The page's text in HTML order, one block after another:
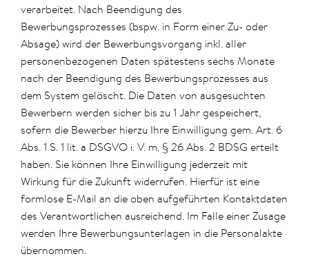
verarbeitet. Nach Beendigung des
Bewerbungsprozesses (bspw. in Form einer Zu- oder
Absage) wird der Bewerbungsvorgang inkl. aller
personenbezogenen Daten spätestens sechs Monate
nach der Beendigung des Bewerbungsprozesses aus
dem System gelöscht. Die Daten von ausgesuchten
Bewerbern werden sicher bis zu 1 Jahr gespeichert,
sofern die Bewerber hierzu Ihre Einwilligung gem. Art. 6
Abs. 1 S. 1 lit. a DSGVO i. V. m. § 26 Abs. 2 BDSG erteilt
haben. Sie können Ihre Einwilligung jederzeit mit
Wirkung für die Zukunft widerrufen. Hierfür ist eine
formlose E-Mail an die oben aufgeführten Kontaktdaten
des Verantwortlichen ausreichend. Im Falle einer Zusage
werden Ihre Bewerbungsunterlagen in die Personalakte
übernommen.